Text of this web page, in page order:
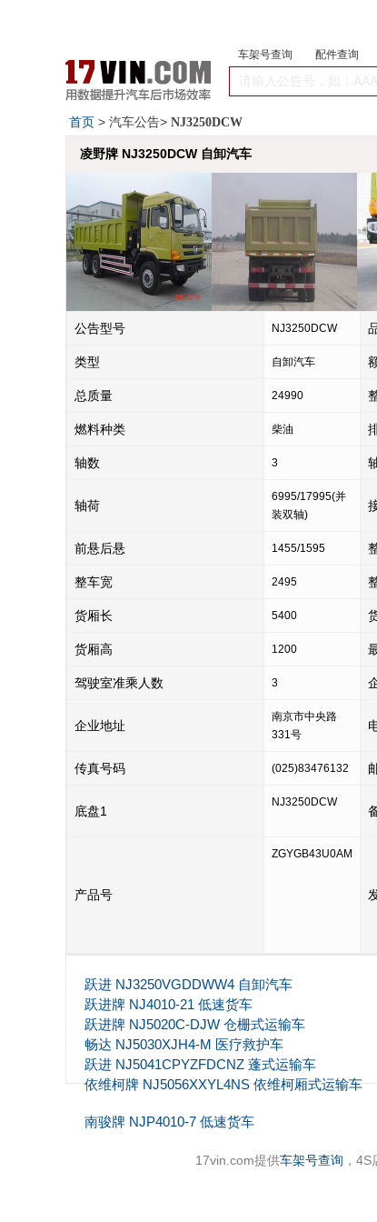
车架号查询 配件查询
首页 > 汽车公告> NJ3250DCW
凌野牌 NJ3250DCW 自卸汽车
公告型号 NJ3250DCW
类型 自卸汽车
总质量 24990
燃料种类 柴油
轴数 3
轴荷
6995/17995(并
装双轴)
前悬后悬 1455/1595
整车宽 2495
货厢长 5400
货厢高 1200
驾驶室准乘人数 3
企业地址
南京市中央路
331号
传真号码 (025)83476132
底盘1
NJ3250DCW
产品号
ZGYGB43U0AM
跃进 NJ3250VGDDWW4 自卸汽车
跃进牌 NJ4010-21 低速货车
跃进牌 NJ5020C-DJW 仓栅式运输车
畅达 NJ5030XJH4-M 医疗救护车
跃进 NJ5041CPYZFDCNZ 蓬式运输车
依维柯牌 NJ5056XXYL4NS 依维柯厢式运输车
南骏牌 NJP4010-7 低速货车
17vin.com提供车架号查询 ，